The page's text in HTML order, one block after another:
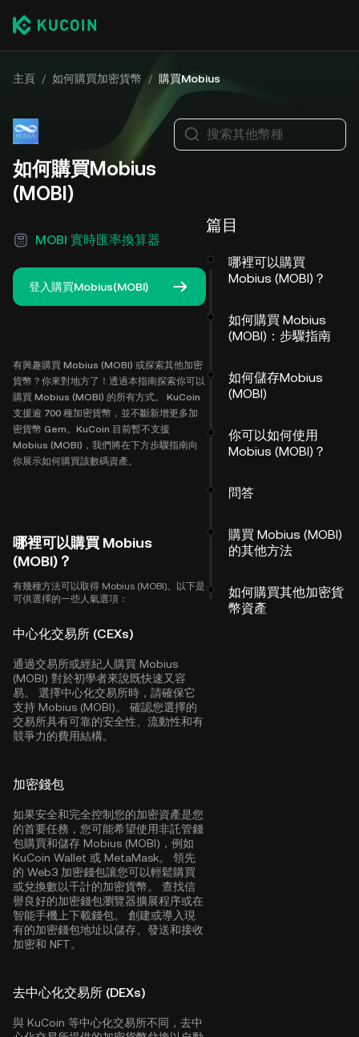
主頁 / 如何購買加密貨幣 / 購買Mobius
如何購買Mobius
(MOBI)
MOBI 實時匯率換算器
登入購買Mobius(MOBI)
有興趣購買 Mobius (MOBI) 或探索其他加密
貨幣？你來對地方了！透過本指南探索你可以
購買 Mobius (MOBI) 的所有方式。 KuCoin
支援逾 700 種加密貨幣，並不斷新增更多加
密貨幣 Gem。KuCoin 目前暫不支援
Mobius (MOBI)，我們將在下方步驟指南向
你展示如何購買該數碼資產。
哪裡可以購買 Mobius
(MOBI)？
有幾種方法可以取得 Mobius (MOBI)。以下是
可供選擇的一些人氣選項：
中心化交易所 (CEXs)
通過交易所或經紀人購買 Mobius
(MOBI) 對於初學者來說既快速又容
易。 選擇中心化交易所時，請確保它
支持 Mobius (MOBI)。 確認您選擇的
交易所具有可靠的安全性、流動性和有
競爭力的費用結構。
加密錢包
如果安全和完全控制您的加密資產是您
的首要任務，您可能希望使用非託管錢
包購買和儲存 Mobius (MOBI)，例如
KuCoin Wallet 或 MetaMask。 領先
的 Web3 加密錢包讓您可以輕鬆購買
或兌換數以千計的加密貨幣。 查找信
譽良好的加密錢包瀏覽器擴展程序或在
智能手機上下載錢包。 創建或導入現
有的加密錢包地址以儲存、發送和接收
加密和 NFT。
去中心化交易所 (DEXs)
與 KuCoin 等中心化交易所不同，去中
搜索其他幣種
篇目
哪裡可以購買
Mobius (MOBI)？
如何購買 Mobius
(MOBI)：步驟指南
如何儲存Mobius
(MOBI)
你可以如何使用
Mobius (MOBI)？
問答
購買 Mobius (MOBI)
的其他方法
如何購買其他加密貨
幣資產